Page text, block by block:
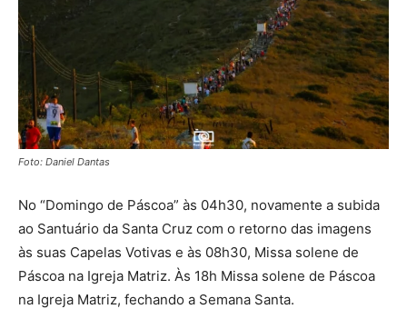
Foto: Daniel Dantas
No “Domingo de Páscoa” às 04h30, novamente a subida
ao Santuário da Santa Cruz com o retorno das imagens
às suas Capelas Votivas e às 08h30, Missa solene de
Páscoa na Igreja Matriz. Às 18h Missa solene de Páscoa
na Igreja Matriz, fechando a Semana Santa.